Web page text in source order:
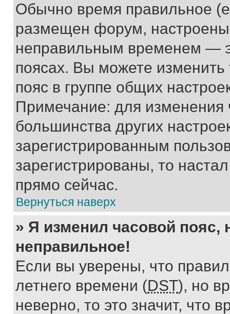
Обычно время правильное
размещен форум, настроены
неправильным временем —
поясах. Вы можете изменить
пояс в группе общих
Примечание: для изменения
большинства других
зарегистрированным
зарегистрированы, то
прямо сейчас.
Вернуться наверх
» Я изменил часовой пояс,
неправильное!
Если вы уверены, что
летнего времени (DST), но
неверно, то это значит, что